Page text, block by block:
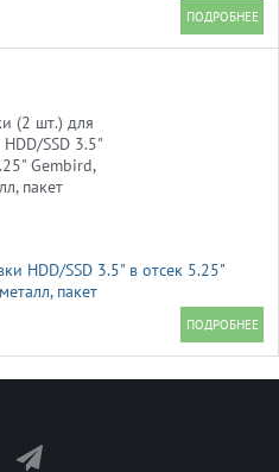
HDD/SSD 3.5" в отсек 5.25"
пакет